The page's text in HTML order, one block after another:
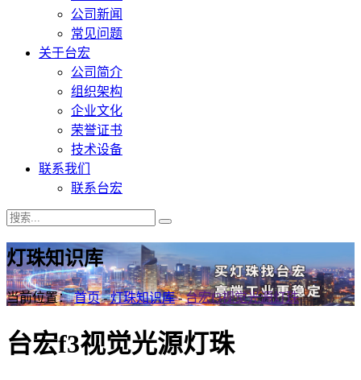
公司新闻
常见问题
关于台宏
公司简介
组织架构
企业文化
荣誉证书
技术设备
联系我们
联系台宏
灯珠知识库
当前位置：首页-灯珠知识库-台宏f3视觉光源灯珠
台宏f3视觉光源灯珠